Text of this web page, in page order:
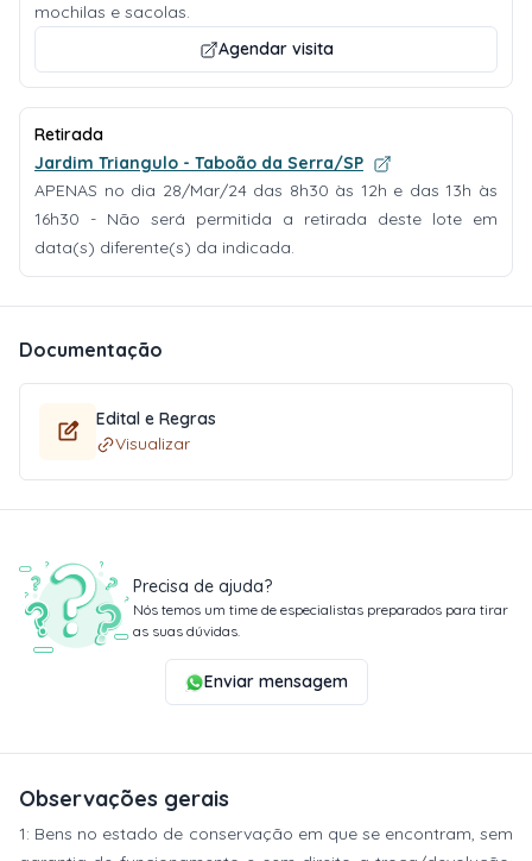
mochilas e sacolas.
Agendar visita
Retirada
Jardim Triangulo - Taboão da Serra/SP
APENAS no dia 28/Mar/24 das 8h30 às 12h e das 13h às
16h30 - Não será permitida a retirada deste lote em
data(s) diferente(s) da indicada.
Documentação
Edital e Regras
Visualizar
Precisa de ajuda?
Nós temos um time de especialistas preparados para tirar
as suas dúvidas.
Enviar mensagem
Observações gerais
1: Bens no estado de conservação em que se encontram, sem